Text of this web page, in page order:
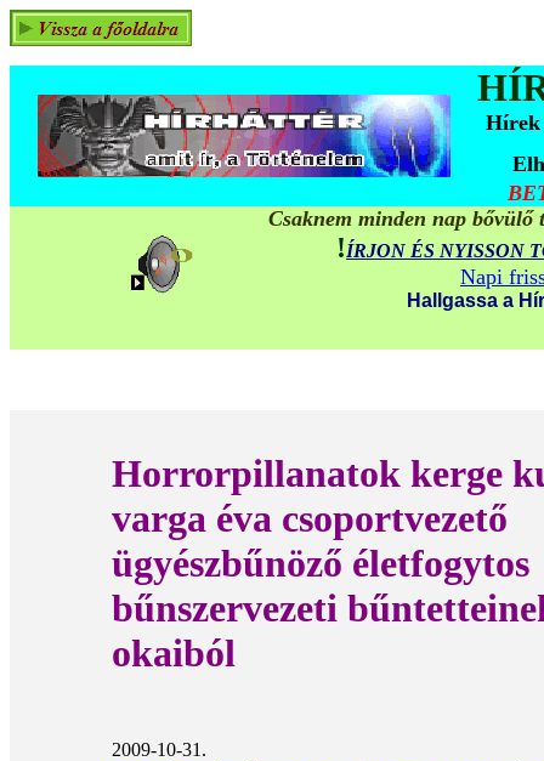
Hírek
Csaknem minden nap
!ÍRJON ÉS NYISSON
Napi
Hallgassa a
Horrorpillanatok kerge
varga éva csoportvezető
ügyészbűnöző életfogytos
bűnszervezeti
okaiból
2009-10-31.